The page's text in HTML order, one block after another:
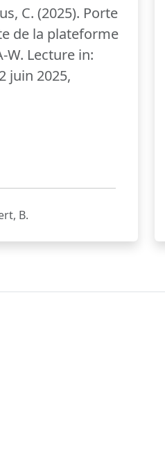
C. (2025). Porte
de la plateforme
W. Lecture in:
juin 2025,
B.